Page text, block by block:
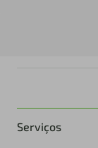
Serviços